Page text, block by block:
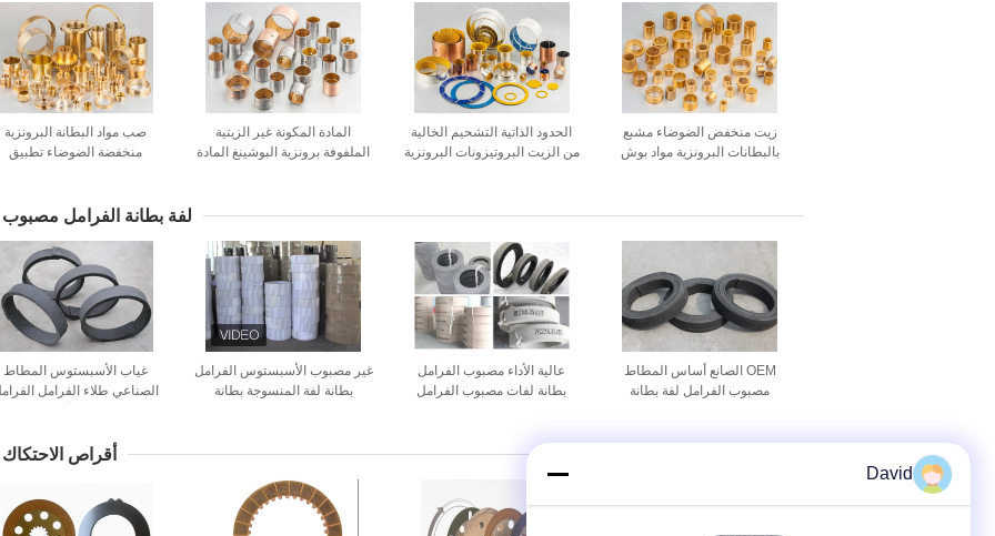
صب مواد البطانة البرونزية
منخفضة الضوضاء تطبيق
المادة المكونة غير الزيتية
الملفوفة برونزية البوشينغ المادة
الحدود الذاتية التشحيم الخالية
من الزيت البروتيزونات البرونزية
زيت منخفض الضوضاء مشبع
بالبطانات البرونزية مواد بوش
لفة بطانة الفرامل مصبوب
غياب الأسبستوس المطاط
الصناعي طلاء الفرامل
غير مصبوب الأسبستوس الفرامل
بطانة لفة المنسوجة بطانة
عالية الأداء مصبوب الفرامل
بطانة لفات مصبوب الفرامل
OEM الصانع أساس المطاط
مصبوب الفرامل لفة بطانة
أقراص الاحتكاك
David